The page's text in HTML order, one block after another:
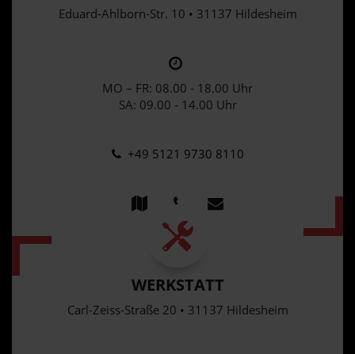
Eduard-Ahlborn-Str. 10 • 31137 Hildesheim
MO – FR: 08.00 - 18.00 Uhr
SA: 09.00 - 14.00 Uhr
+49 5121 9730 8110
WERKSTATT
Carl-Zeiss-Straße 20 • 31137 Hildesheim